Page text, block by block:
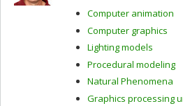
Computer animation
Computer graphics
Lighting models
Procedural modeling
Natural Phenomena
Graphics processing